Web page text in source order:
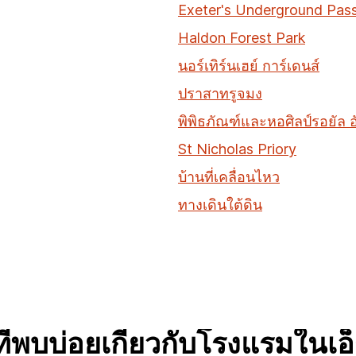
Exeter's Underground
Haldon Forest Park
นอร์เทิร์นเฮย์ การ์เดนส์
ปราสาทรูจมง
พิพิธภัณฑ์และหอศิลป์รอยัล
St Nicholas Priory
บ้านที่เคลื่อนไหว
ทางเดินใต้ดิน
บบ่อยเกี่ยวกับโรงแรมในเ